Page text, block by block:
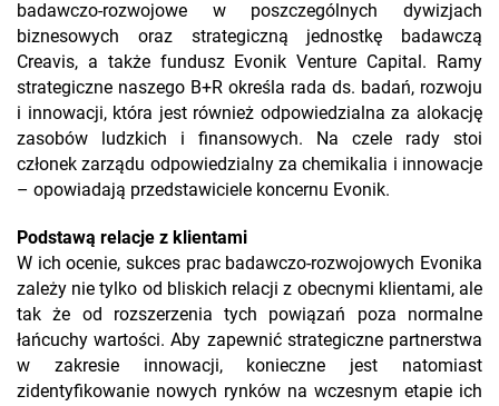
badawczo-rozwojowe w poszczególnych dywizjach
biznesowych oraz strategiczną jednostkę badawczą
Creavis, a także fundusz Evonik Venture Capital. Ramy
strategiczne naszego B+R określa rada ds. badań, rozwoju
i innowacji, która jest również odpowiedzialna za alokację
zasobów ludzkich i finansowych. Na czele rady stoi
członek zarządu odpowiedzialny za chemikalia i innowacje
– opowiadają przedstawiciele koncernu Evonik.
Podstawą relacje z klientami
W ich ocenie, sukces prac badawczo-rozwojowych Evonika
zależy nie tylko od bliskich relacji z obecnymi klientami, ale
tak że od rozszerzenia tych powiązań poza normalne
łańcuchy wartości. Aby zapewnić strategiczne partnerstwa
w zakresie innowacji, konieczne jest natomiast
zidentyfikowanie nowych rynków na wczesnym etapie ich